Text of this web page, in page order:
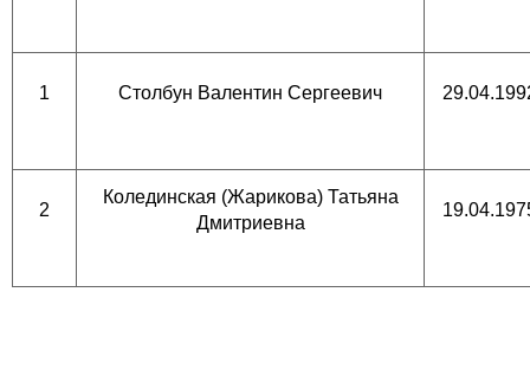
1 Столбун Валентин Сергеевич
2
Колединская (Жарикова) Татьяна
Дмитриевна